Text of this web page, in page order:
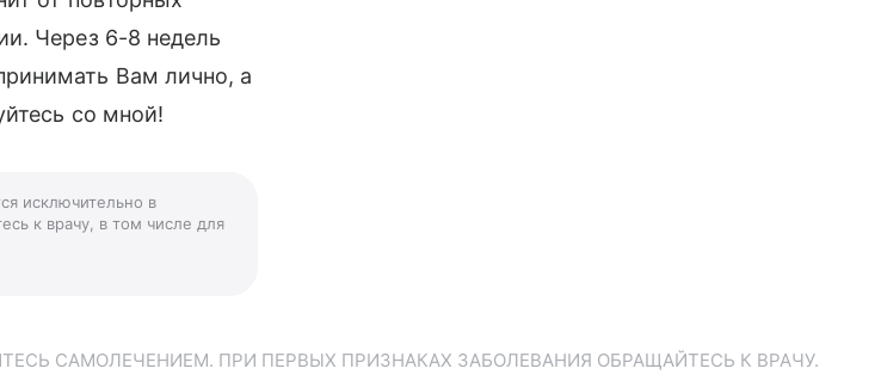
Через 6-8 недель
Вам лично, а
со мной!
исключительно в
к врачу, в том числе для
САМОЛЕЧЕНИЕМ. ПРИ ПЕРВЫХ ПРИЗНАКАХ ЗАБОЛЕВАНИЯ ОБРАЩАЙТЕСЬ К ВРАЧУ.